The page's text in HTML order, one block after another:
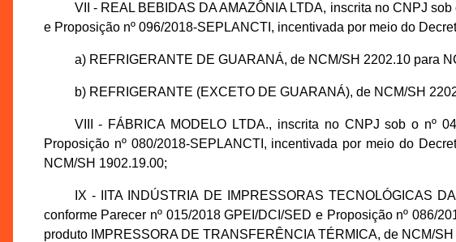
VII - REAL BEBIDAS DA AMAZÔNIA LTDA, inscrita no CNPJ
e Proposição nº 096/2018-SEPLANCTI, incentivada por meio do
a) REFRIGERANTE DE GUARANÁ, de NCM/SH 2202.10 para
b) REFRIGERANTE (EXCETO DE GUARANÁ), de NCM/SH
VIII - FÁBRICA MODELO LTDA., inscrita no CNPJ sob o nº
Proposição nº 080/2018-SEPLANCTI, incentivada por meio do
NCM/SH 1902.19.00;
IX - IITA INDÚSTRIA DE IMPRESSORAS TECNOLÓGICAS
conforme Parecer nº 015/2018 GPEI/DCI/SED e Proposição nº 086/
produto IMPRESSORA DE TRANSFERÊNCIA TÉRMICA, de NCM/